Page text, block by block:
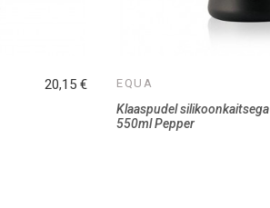
20,15 € EQUA
Klaaspudel silikoonkaitsega
550ml Pepper